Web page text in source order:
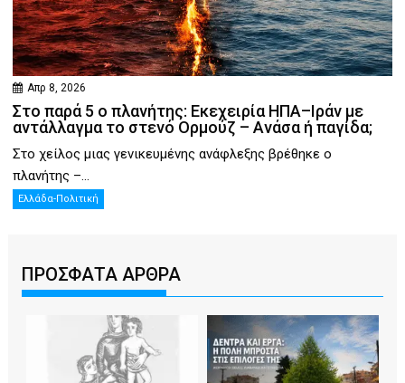
Απρ 8, 2026
Στο παρά 5 ο πλανήτης: Εκεχειρία ΗΠΑ–Ιράν με
αντάλλαγμα το στενό Ορμούζ – Ανάσα ή παγίδα;
Στο χείλος μιας γενικευμένης ανάφλεξης βρέθηκε ο
πλανήτης –...
Ελλάδα-Πολιτική
ΠΡΟΣΦΑΤΑ ΑΡΘΡΑ